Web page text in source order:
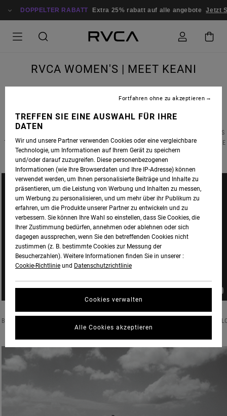
DOPPELTER RABATT Extra 25% rabatt auf alle angebote Jetzt
RVCA WOMEN'S | MEET KEANI
MEETKEANI CANULLO
HAWAI’IAN GOLD. WHETHER SHE’S HANGING TEN OR HANGING WITH HER CREW, KEANI IS
THE QUINTESSENTIAL RVCA WOMAN AFTER OUR OWN SALTY HEARTS. GET TO KNOW THE
SOUTH SHORE GOOFY-FOOTER BELOW AND TELL US YOU DON'T LOVE HER TOO.
BORN & RAISED ON THE IDYLLIC SHORES OF WAIKIKI, HONOLULU, HAWAII, KEANI
IS A BUDDING SURF STAR WITH A STELLAR FUTURE AT HER FEET.
TREFFEN SIE EINE AUSWAHL FÜR IHRE
DATEN
Wir und unsere Partner verwenden Cookies oder eine vergleichbare
Technologie, um Informationen auf Ihrem Gerät zu speichern
und/oder darauf zuzugreifen. Diese personenbezogenen
Informationen (wie Ihre Browserdaten und Ihre IP-Adresse) können
verwendet werden, um Ihnen personalisierte Beiträge und Inhalte zu
präsentieren, um die Leistung von Werbung und Inhalten zu messen,
um Werbung zu personalisieren, und um mehr über ihr Publikum zu
erfahren, um die Produkte unserer Partner zu entwickeln und zu
verbessern. Sie können Ihre Wahl so einstellen, dass Sie Cookies, die
Ihrer Zustimmung bedürfen, annehmen oder ablehnen oder sich
dagegen aussprechen, wenn Sie den betreffenden Cookies nicht
zustimmen (z. B. bestimmte Cookies zur Messung der
Besucherzahlen). Weitere Informationen finden Sie in unserer :
Cookie-Richtlinie und Datenschutzrichtlinie
Cookies verwalten
Fortfahren ohne zu akzeptieren
Alle Cookies akzeptieren